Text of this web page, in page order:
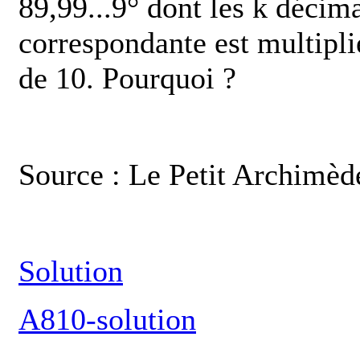
89,99...9° dont les k
correspondante est
de 10. Pourquoi ?
Source : Le Petit
Solution
A810-solution